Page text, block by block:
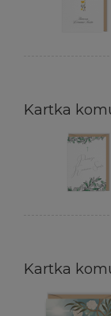
Kartka
Kartka